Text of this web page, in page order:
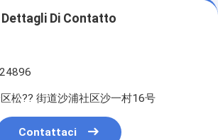
Dettagli Di Contatto
松?? 街道沙浦社区沙一村16号
Contattaci